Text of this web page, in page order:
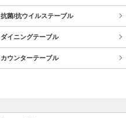
抗菌/抗ウイルステーブル
ダイニングテーブル
カウンターテーブル